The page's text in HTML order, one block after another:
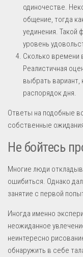
одиночестве.
общение, тогда
уединения. Такой
уровень
Сколько времени
Реалистичная
выбрать
распорядок дня.
Ответы на подобные
собственные
Не бойтесь
Многие люди
ошибиться. Однако
занятие с первой
Иногда именно
неожиданное
неинтересно
обнаружить в себе